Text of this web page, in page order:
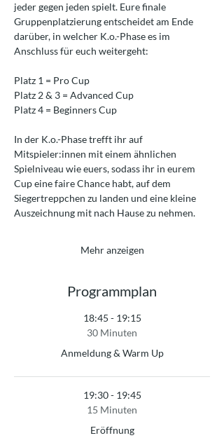
jeder gegen jeden spielt. Eure finale
Gruppenplatzierung entscheidet am Ende
darüber, in welcher K.o.-Phase es im
Anschluss für euch weitergeht:
Platz 1 = Pro Cup
Platz 2 & 3 = Advanced Cup
Platz 4 = Beginners Cup
In der K.o.-Phase trefft ihr auf
Mitspieler:innen mit einem ähnlichen
Spielniveau wie euers, sodass ihr in eurem
Cup eine faire Chance habt, auf dem
Siegertreppchen zu landen und eine kleine
Auszeichnung mit nach Hause zu nehmen.
Mehr anzeigen
Programmplan
18:45 - 19:15
30 Minuten
Anmeldung & Warm Up
19:30 - 19:45
15 Minuten
Eröffnung